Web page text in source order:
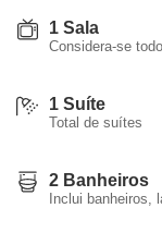
1 Sala
Considera-se
1 Suíte
Total de suítes
2 Banheiros
Inclui banheiros,